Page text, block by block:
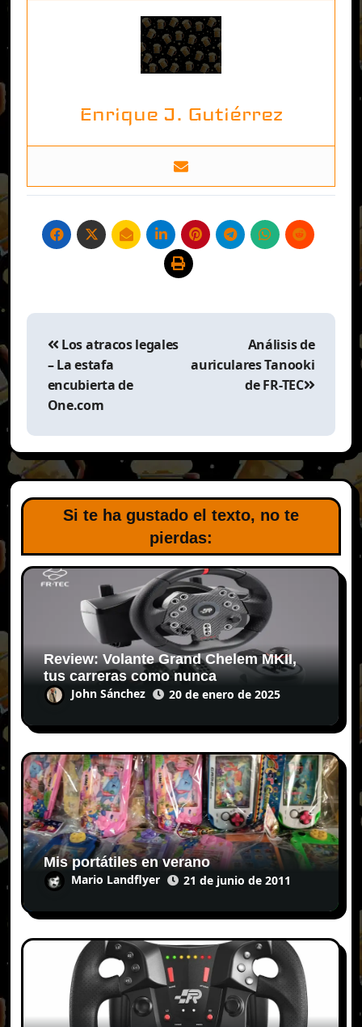
Enrique J. Gutiérrez
Navegación
entradas
Los atracos legales
– La estafa
encubierta de
One.com
Análisis de
auriculares Tanooki
de FR-TEC
Si te ha gustado el texto, no te
pierdas:
Review: Volante Grand Chelem MKII,
tus carreras como nunca
John Sánchez 20 de enero de 2025
Mis portátiles en verano
Mario Landflyer 21 de junio de 2011